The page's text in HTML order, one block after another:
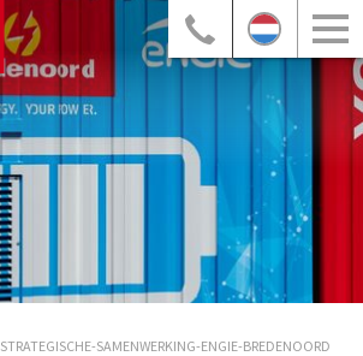
STRATEGISCHE-SAMENWERKING-ENGIE-BREDENOORD